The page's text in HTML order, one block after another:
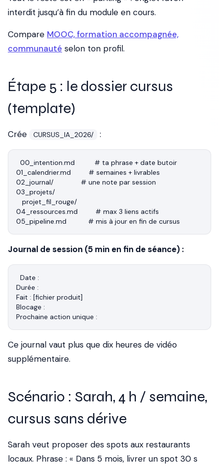
interdit jusqu’à fin du module en cours.
Compare MOOC, formation accompagnée,
communauté selon ton profil.
Étape 5 : le dossier cursus
(template)
Crée CURSUS_IA_2026/ :
00_intention.md          # ta phrase + date butoir
01_calendrier.md         # semaines + livrables
02_journal/              # une note par session
03_projets/
04_ressources.md         # max 3 liens actifs
Journal de session (5 min en fin de séance) :
Date :
Durée :
Fait : [fichier produit]
Blocage :
Ce journal vaut plus que dix heures de vidéo
supplémentaire.
Scénario : Sarah, 4 h / semaine,
cursus sans dérive
Sarah veut proposer des spots aux restaurants
locaux. Phrase : « Dans 5 mois, livrer un spot 30 s